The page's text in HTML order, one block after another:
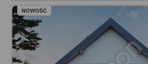
NOWOŚĆ